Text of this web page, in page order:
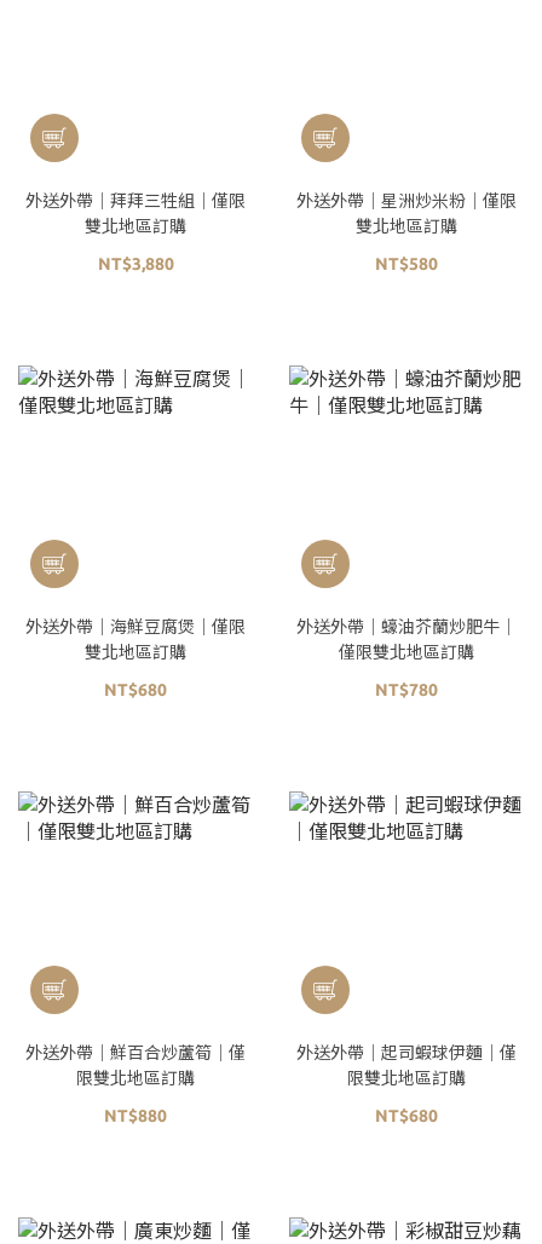
外送外帶｜拜拜三牲組｜僅限
雙北地區訂購
NT$3,880
外送外帶｜星洲炒米粉｜僅限
雙北地區訂購
NT$580
外送外帶｜海鮮豆腐煲｜僅限
雙北地區訂購
NT$680
外送外帶｜蠔油芥蘭炒肥牛｜
僅限雙北地區訂購
NT$780
外送外帶｜鮮百合炒蘆筍｜僅
限雙北地區訂購
NT$880
外送外帶｜起司蝦球伊麵｜僅
限雙北地區訂購
NT$680